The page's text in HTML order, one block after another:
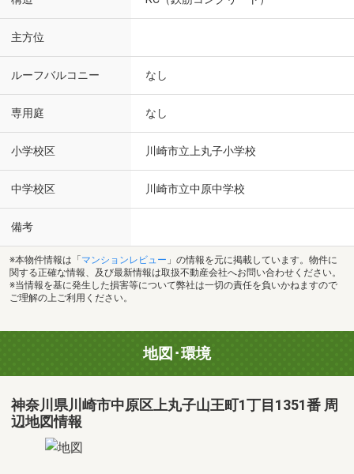
主方位
ルーフバルコニー なし
専用庭 なし
小学校区 川崎市立上丸子小学校
中学校区 川崎市立中原中学校
備考
※本物件情報は「 マンションレビュー 」の情報を元に掲載しています。物件に
関する正確な情報、及び最新情報は取扱不動産会社へお問い合わせください。
※当情報を基に発生した損害等について弊社は一切の責任を負いかねますので
ご理解の上ご利用ください。
地図･環境
神奈川県川崎市中原区上丸子山王町1丁目1351番 周
辺地図情報